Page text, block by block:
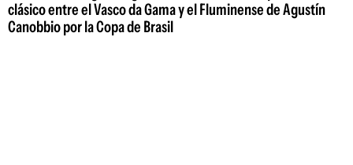
clásico entre el Vasco da Gama y el Fluminense de Agustín
Canobbio por la Copa de Brasil